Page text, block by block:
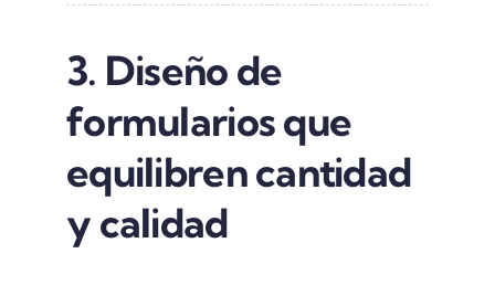
3. Diseño de
formularios que
equilibren cantidad
y calidad